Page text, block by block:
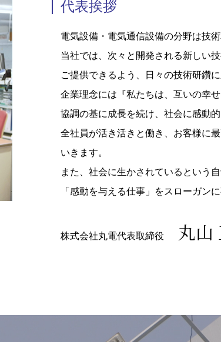
代表挨拶
電気設備・電気通信設備の分野は技
当社では、次々と開発される新しい
ご提供できるよう、日々の技術研鑽に
企業理念には『私たちは、互いの幸
協調の基に成長を続け、社会に感動
全社員が活き活きと働き、お客様に
いきます。
また、社会に生かされているという
「感動を与える仕事」をスローガン
株式会社丸電代表取締役 丸山